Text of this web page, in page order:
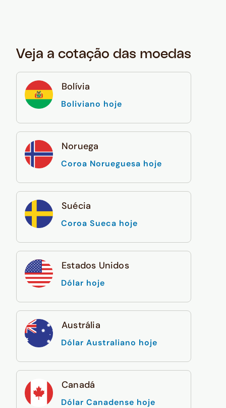
Veja a cotação das moedas
Bolívia
Boliviano hoje
Noruega
Coroa Norueguesa hoje
Suécia
Coroa Sueca hoje
Estados Unidos
Dólar hoje
Austrália
Dólar Australiano hoje
Canadá
Dólar Canadense hoje